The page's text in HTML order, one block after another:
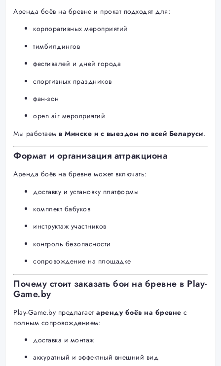
Аренда боёв на бревне и прокат подходят для:
корпоративных мероприятий
тимбилдингов
фестивалей и дней города
спортивных праздников
фан-зон
open air мероприятий
Мы работаем в Минске и с выездом по всей Беларуси.
Формат и организация аттракциона
Аренда боёв на бревне может включать:
доставку и установку платформы
комплект бабуков
инструктаж участников
контроль безопасности
сопровождение на площадке
Почему стоит заказать бои на бревне в Play-
Game.by
Play-Game.by предлагает аренду боёв на бревне с
полным сопровождением:
доставка и монтаж
аккуратный и эффектный внешний вид